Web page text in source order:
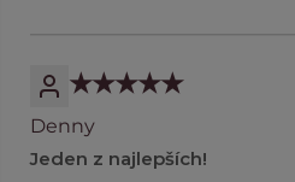
Denny
Jeden z najlepších!